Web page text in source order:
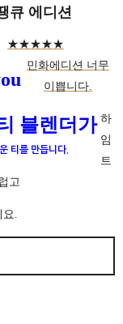
블렌더가
티를 만듭니다.
큐 에디션
★★★★★
민화에디션 너무
이쁩니다.
하
임
트
고
요.